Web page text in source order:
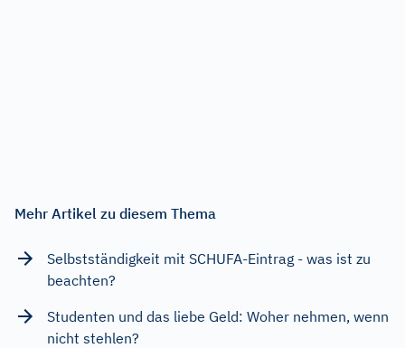
Mehr Artikel zu diesem Thema
Selbstständigkeit mit SCHUFA-Eintrag - was ist zu
beachten?
Studenten und das liebe Geld: Woher nehmen, wenn
nicht stehlen?